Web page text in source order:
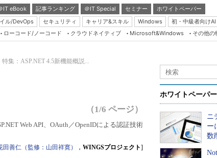
IT eBook 記事ランキング ＠IT Special セミナー
ホワイトペーパー
ル/DevOps セキュリティ キャリア&スキル Windows 初・中級者向けAI
Server & Storage
Database Expert
Master of IP Network
ローコード/ノーコード クラウドネイティブ Microsoft&Windows その他の
集：ASP.NET 4.5新機能概説...
（1/6 ページ）
Web API、OAuth／OpenIDによる認証技術
田善仁（監修：山田祥寛） ， WINGSプロジェクト]
ホワイトペーパー
ニ
ー
数